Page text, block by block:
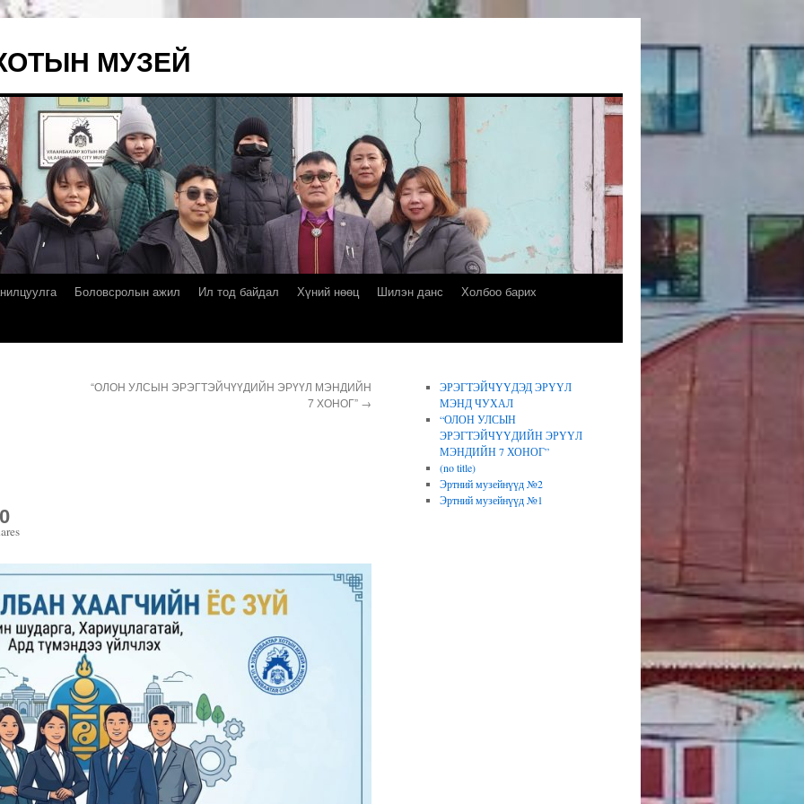
МУЗЕЙ
Боловсролын ажил Ил тод байдал Хүний нөөц Шилэн данс
Холбоо барих
“ОЛОН УЛСЫН ЭРЭГТЭЙЧҮҮДИЙН ЭРҮҮЛ МЭНДИЙН
7 ХОНОГ” →
0
ЭРЭГТЭЙЧҮҮДЭД ЭРҮҮЛ
МЭНД ЧУХАЛ
“ОЛОН УЛСЫН
ЭРЭГТЭЙЧҮҮДИЙН ЭРҮҮЛ
МЭНДИЙН 7 ХОНОГ”
(no title)
Эртний музейнүүд №2
Эртний музейнүүд №1